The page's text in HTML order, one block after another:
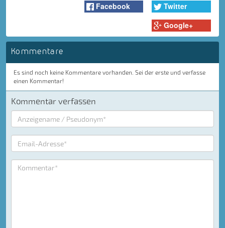
Facebook
Twitter
Google+
Kommentare
Es sind noch keine Kommentare vorhanden. Sei der erste und verfasse
einen Kommentar!
Kommentar verfassen